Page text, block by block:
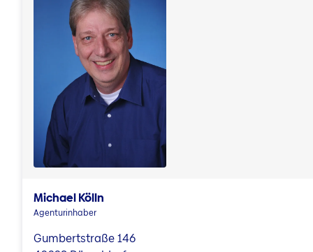
Michael Kölln
Agenturinhaber
Gumbertstraße 146